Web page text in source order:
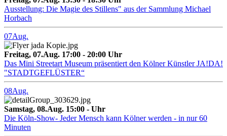
Ausstellung: Die Magie des Stillens" aus der Sammlung Michael
Horbach
07Aug.
Freitag, 07.Aug. 17:00 - 20:00 Uhr
Das Mini Streetart Museum präsentiert den Kölner Künstler JA!DA!
"STADTGEFLÜSTER“
08Aug.
Samstag, 08.Aug. 15:00 - Uhr
Die Köln-Show- Jeder Mensch kann Kölner werden - in nur 60
Minuten